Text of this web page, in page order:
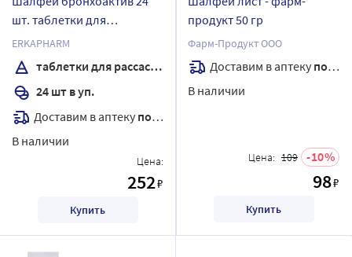
шт. таблетки для
рассасывания массой 960
мг
ERKAPHARM
таблетки для рассасывания
24 шт в уп.
Доставим в аптеку послезавтра
В наличии
Цена:
252₽
Купить
продукт 50 гр
Фарм-Продукт ООО
Доставим в аптеку послезавтра
В наличии
Цена: 109 10
98₽
Купить